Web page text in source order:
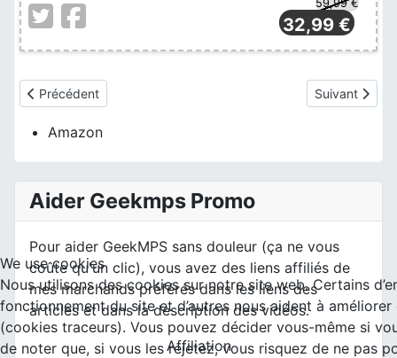
59,99 €
32,99 €
Article précédent : On m'a envoyé 2 promotions à profiter sur
Précédent Article
Suivant
Amazon
Aider Geekmps Promo
Pour aider GeekMPS sans douleur (ça ne vous
coûte qu'un clic), vous avez des liens affiliés de
mes marchands préférés dans les liens des
articles et dans la description des vidéos.
Affiliation
We use cookies
Nous utilisons des cookies sur notre site web. Certains
fonctionnement du site et d’autres nous aident à
(cookies traceurs). Vous pouvez décider vous-même si
de noter que, si vous les rejetez, vous risquez de ne pas